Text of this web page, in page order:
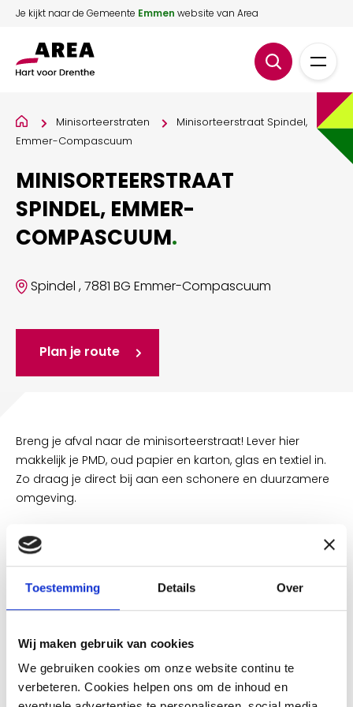
Toestemming Details Over
Wij maken gebruik van cookies
We gebruiken cookies om onze website continu te
verbeteren. Cookies helpen ons om de inhoud en
Je kijkt naar de Gemeente Emmen website van Area
Minisorteerstraten
Minisorteerstraat Spindel,
Emmer-Compascuum
MINISORTEERSTRAAT
SPINDEL, EMMER-
COMPASCUUM.
Spindel , 7881 BG Emmer-Compascuum
Plan je route
Breng je afval naar de minisorteerstraat! Lever hier
makkelijk je PMD, oud papier en karton, glas en textiel in.
Zo draag je direct bij aan een schonere en duurzamere
omgeving.
Afval scheiden is belangrijk!
Een groot deel van ons afval bestaat uit waardevolle
grondstoffen. Als je afval goed scheidt, kunnen we veel
materialen opnieuw gebruiken. Zo blijft er minder
gaat de verbrandingsoven in.